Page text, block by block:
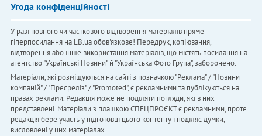
Угода конфіденційності
У разі повного чи часткового відтворення матеріалів пряме
гіперпосилання на LB.ua обов'язкове! Передрук, копіювання,
відтворення або інше використання матеріалів, що містять посилання на
агентство "Українськi Новини" й "Українська Фото Група", заборонено.
Матеріали, які розміщуються на сайті з позначкою "Реклама" / "Новини
компаній" / "Пресреліз" / "Promoted", є рекламними та публікуються на
правах реклами. Редакція може не поділяти погляди, які в них
представлені. Матеріали з плашкою СПЕЦПРОЄКТ є рекламними, проте
редакція бере участь у підготовці цього контенту і поділяє думки,
висловлені у цих матеріалах.